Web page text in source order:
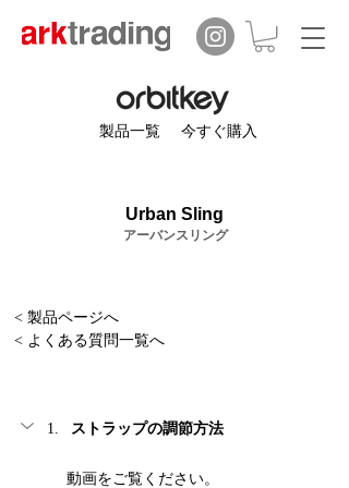
製品一覧 今すぐ購入
Urban Sling
アーバンスリング
< 製品ページへ
< よくある質問一覧へ
ストラップの調節方法
動画をご覧ください。